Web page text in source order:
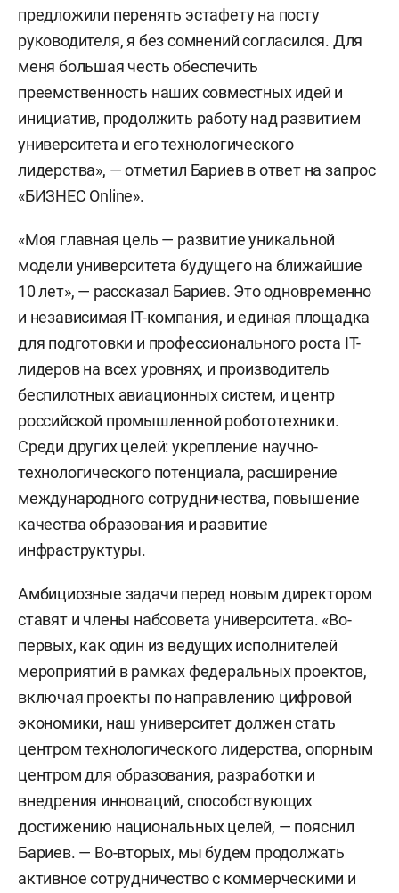
предложили перенять эстафету на посту
руководителя, я без сомнений согласился. Для
меня большая честь обеспечить
преемственность наших совместных идей и
инициатив, продолжить работу над развитием
университета и его технологического
лидерства», — отметил Бариев в ответ на запрос
«БИЗНЕС Online».
«Моя главная цель — развитие уникальной
модели университета будущего на ближайшие
10 лет», — рассказал Бариев. Это одновременно
и независимая IT-компания, и единая площадка
для подготовки и профессионального роста IT-
лидеров на всех уровнях, и производитель
беспилотных авиационных систем, и центр
российской промышленной робототехники.
Среди других целей: укрепление научно-
технологического потенциала, расширение
международного сотрудничества, повышение
качества образования и развитие
инфраструктуры.
Амбициозные задачи перед новым директором
ставят и члены набсовета университета. «Во-
первых, как один из ведущих исполнителей
мероприятий в рамках федеральных проектов,
включая проекты по направлению цифровой
экономики, наш университет должен стать
центром технологического лидерства, опорным
центром для образования, разработки и
внедрения инноваций, способствующих
достижению национальных целей, — пояснил
Бариев. — Во-вторых, мы будем продолжать
активное сотрудничество с коммерческими и